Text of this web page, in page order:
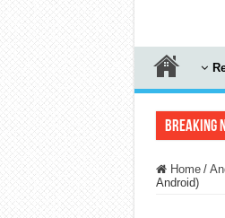
Breaking
Home /
Android)